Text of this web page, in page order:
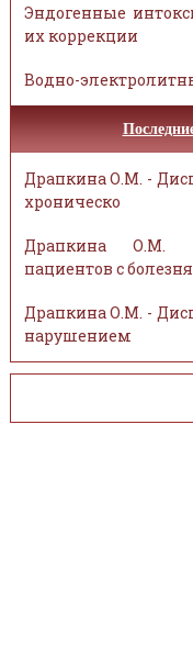
Эндогенные
их коррекции
Водно-
Драпкина О.М. -
хроническо
Драпкина О.М. -
пациентов с
Драпкина О.М. -
нарушением